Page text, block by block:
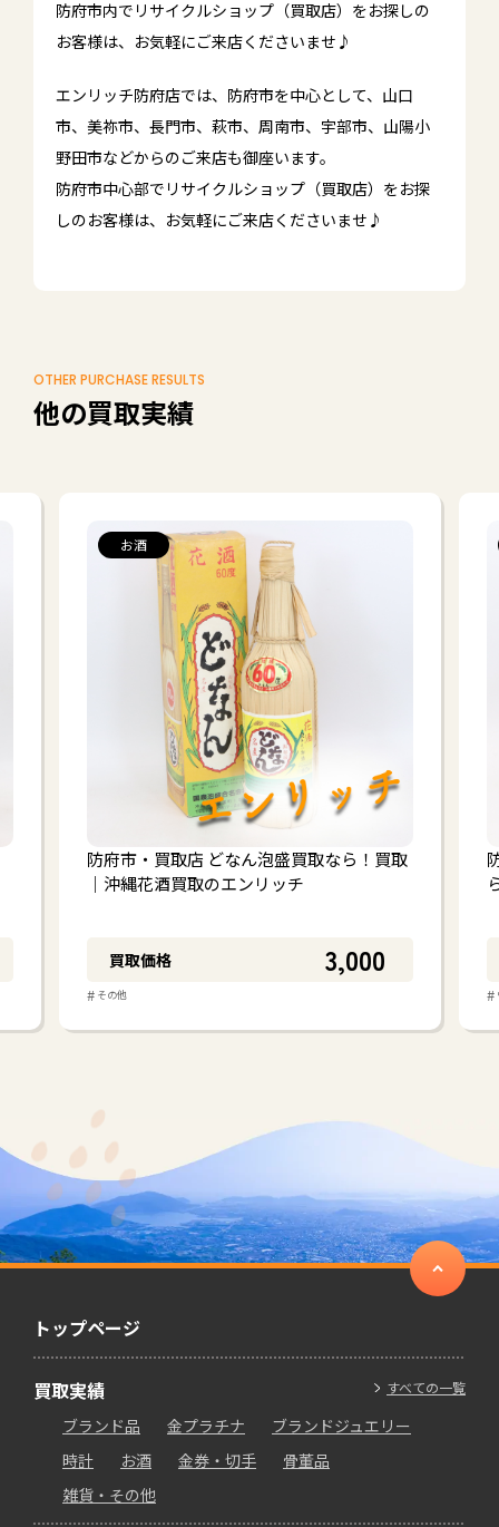
防府市内でリサイクルショップ（買取店）をお探しの
お客様は、お気軽にご来店くださいませ♪
エンリッチ防府店では、防府市を中心として、山口
市、美祢市、長門市、萩市、周南市、宇部市、山陽小
野田市などからのご来店も御座います。
防府市中心部でリサイクルショップ（買取店）をお探
しのお客様は、お気軽にご来店くださいませ♪
OTHER PURCHASE RESULTS
他の買取実績
お酒
防府市・買取店 どなん泡盛買取なら！買取
｜沖縄花酒買取のエンリッチ
買取価格 3,000
# その他 #
トップページ
すべての一覧
買取実績
ブランド品 金プラチナ
ブランドジュエリー
時計
お酒 金券・切手
骨董品
雑貨・その他